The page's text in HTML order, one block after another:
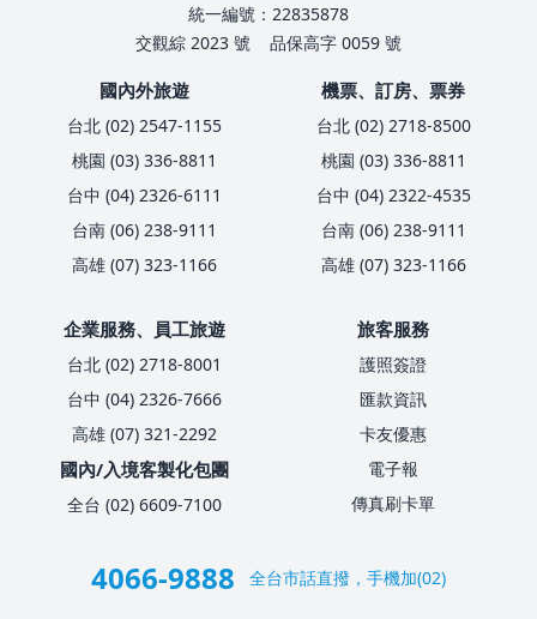
統一編號：22835878
交觀綜 2023 號
品保高字 0059 號
國內外旅遊
台北 (02) 2547-1155
桃園 (03) 336-8811
台中 (04) 2326-6111
台南 (06) 238-9111
高雄 (07) 323-1166
機票、訂房、票券
台北 (02) 2718-8500
桃園 (03) 336-8811
台中 (04) 2322-4535
台南 (06) 238-9111
高雄 (07) 323-1166
企業服務、員工旅遊
台北 (02) 2718-8001
台中 (04) 2326-7666
高雄 (07) 321-2292
國內/入境客製化包團
全台 (02) 6609-7100
旅客服務
護照簽證
匯款資訊
卡友優惠
電子報
傳真刷卡單
4066-9888 全台市話直撥，手機加(02)